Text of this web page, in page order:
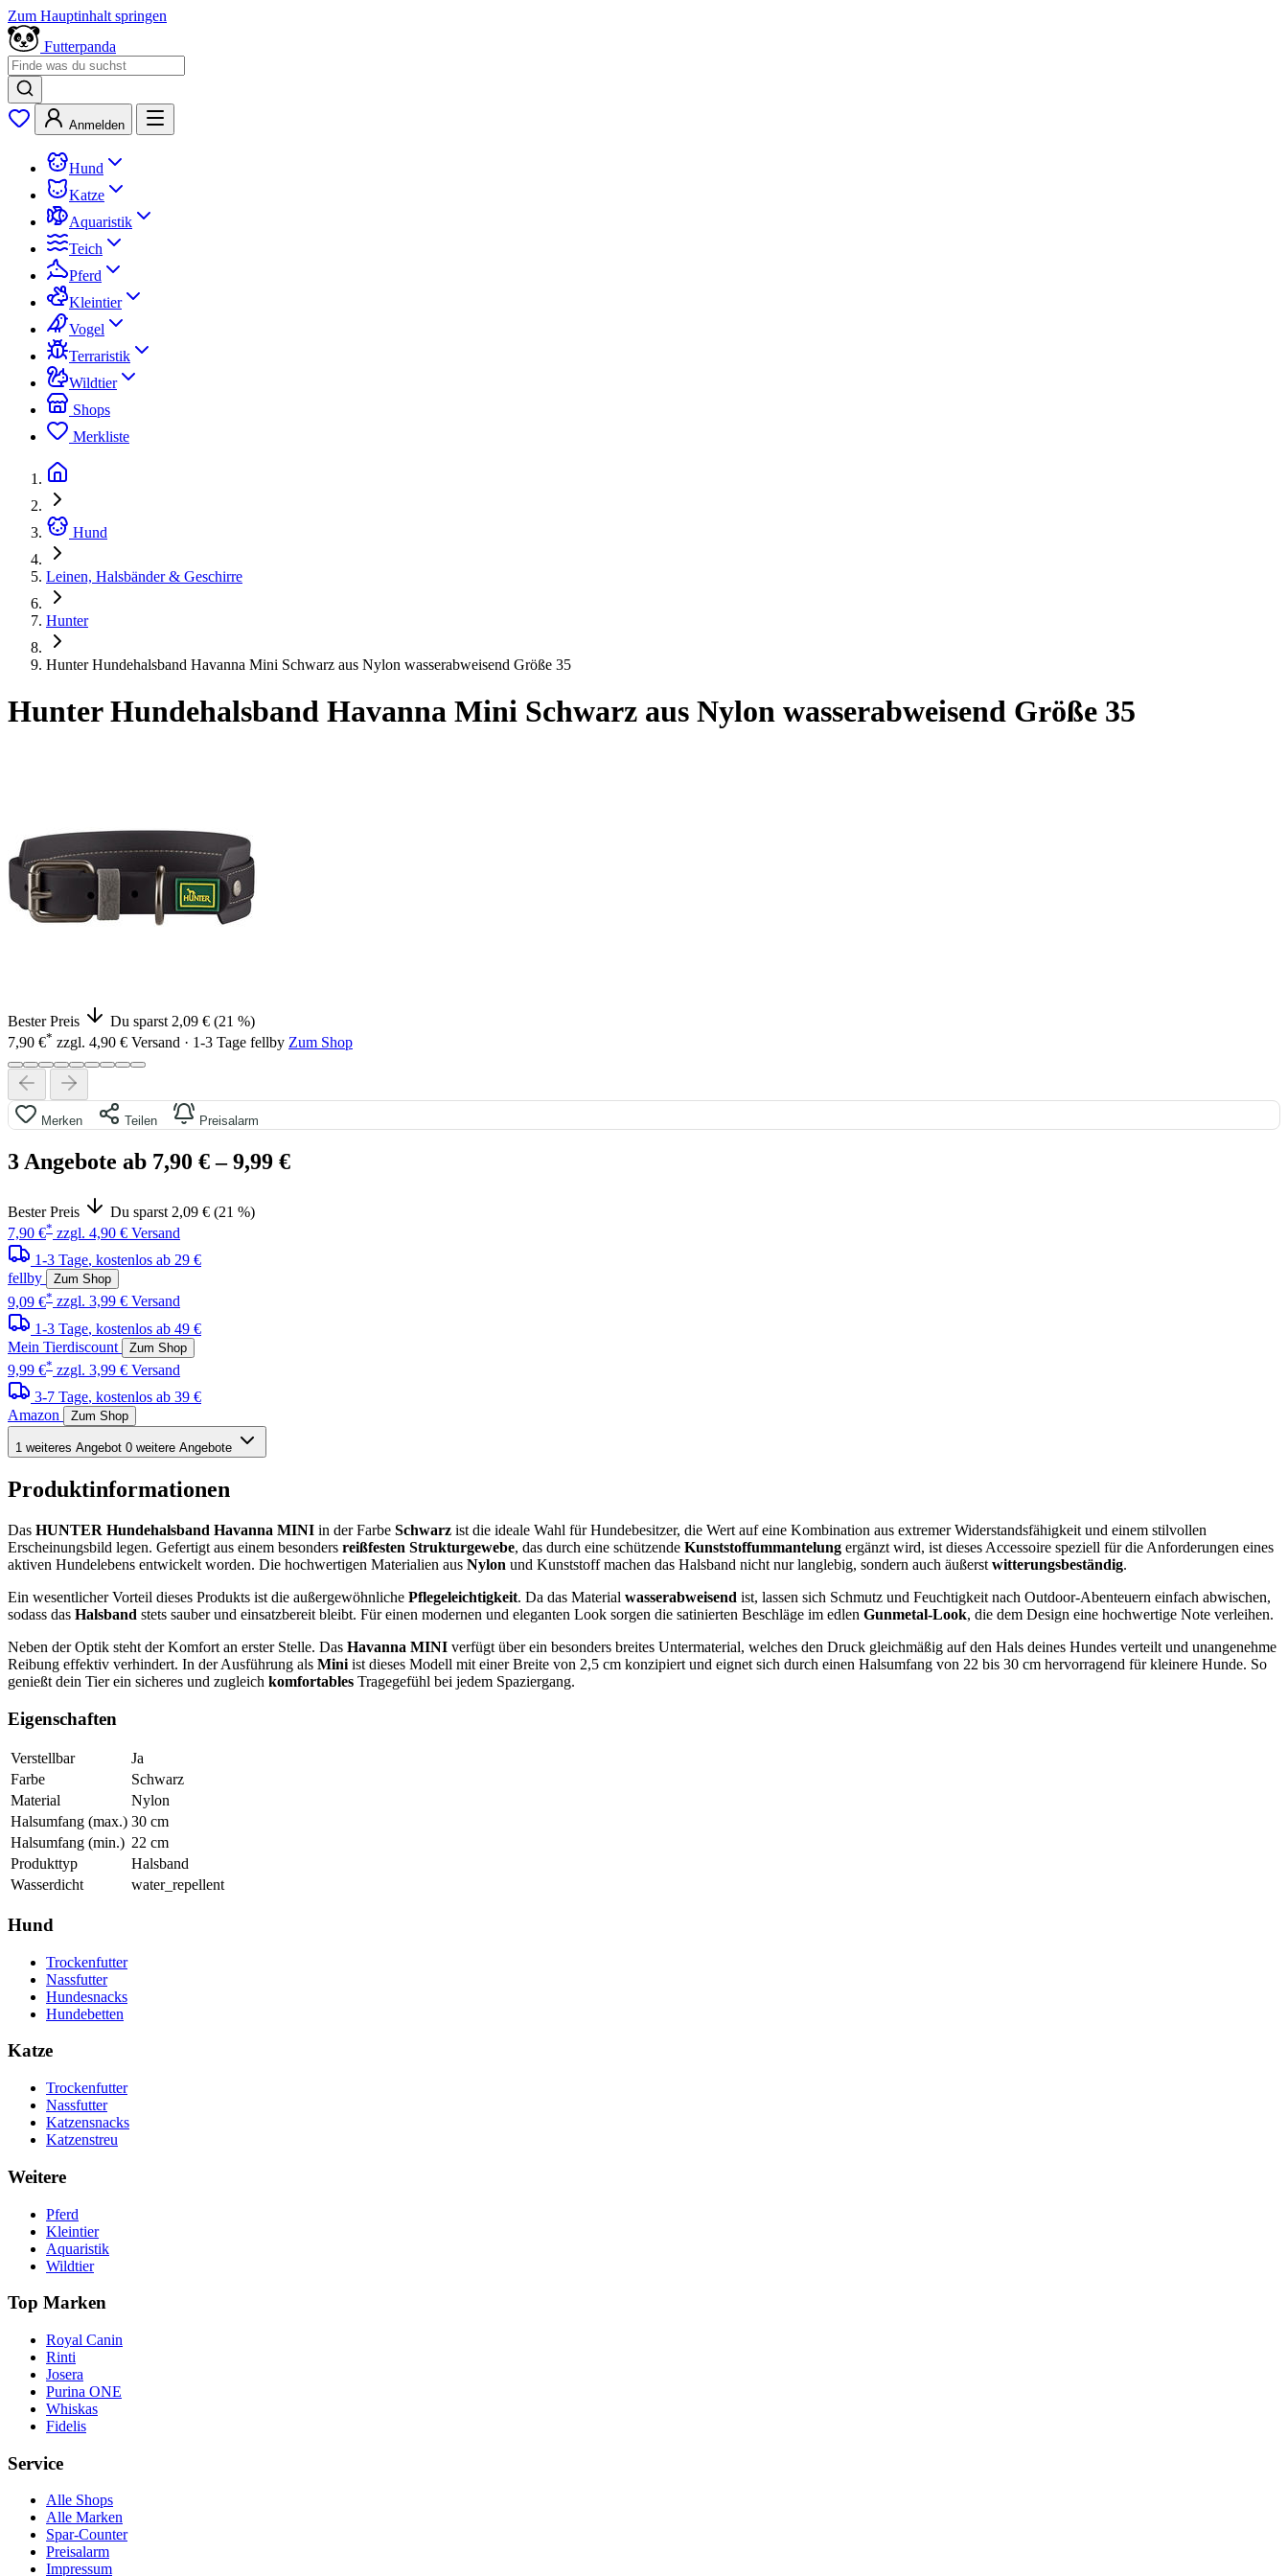
Zum Hauptinhalt springen
Futterpanda
Anmelden
Hund
Katze
Aquaristik
Teich
Pferd
Kleintier
Vogel
Terraristik
Wildtier
Shops
Merkliste
Hund
Leinen, Halsbänder & Geschirre
Hunter
Hunter Hundehalsband Havanna Mini Schwarz aus Nylon wasserabweisend Größe 35
Hunter Hundehalsband Havanna Mini Schwarz aus Nylon wasserabweisend Größe 35
Bester Preis
Du sparst 2,09 € (21 %)
7,90 €* zzgl. 4,90 € Versand · 1-3 Tage fellby Zum Shop
Merken Teilen Preisalarm
3 Angebote ab 7,90 €– 9,99 €
Bester Preis
Du sparst 2,09 € (21 %)
7,90 €* zzgl. 4,90 € Versand
1-3 Tage, kostenlos ab 29 €
fellby
Zum Shop
9,09 €* zzgl. 3,99 € Versand
1-3 Tage, kostenlos ab 49 €
Mein Tierdiscount
Zum Shop
9,99 €* zzgl. 3,99 € Versand
3-7 Tage, kostenlos ab 39 €
Amazon
Zum Shop
1 weiteres Angebot 0 weitere Angebote
Produktinformationen
Das HUNTER Hundehalsband Havanna MINI in der Farbe Schwarz ist die ideale Wahl für Hundebesitzer, die Wert auf eine Kombination aus extremer Widerstandsfähigkeit und einem stilvollen
Erscheinungsbild legen. Gefertigt aus einem besonders reißfesten Strukturgewebe, das durch eine schützende Kunststoffummantelung ergänzt wird, ist dieses Accessoire speziell für die Anforderungen eines
aktiven Hundelebens entwickelt worden. Die hochwertigen Materialien aus Nylon und Kunststoff machen das Halsband nicht nur langlebig, sondern auch äußerst witterungsbeständig.
Ein wesentlicher Vorteil dieses Produkts ist die außergewöhnliche Pflegeleichtigkeit. Da das Material wasserabweisend ist, lassen sich Schmutz und Feuchtigkeit nach Outdoor-Abenteuern einfach abwischen,
sodass das Halsband stets sauber und einsatzbereit bleibt. Für einen modernen und eleganten Look sorgen die satinierten Beschläge im edlen Gunmetal-Look, die dem Design eine hochwertige Note verleihen.
Neben der Optik steht der Komfort an erster Stelle. Das Havanna MINI verfügt über ein besonders breites Untermaterial, welches den Druck gleichmäßig auf den Hals deines Hundes verteilt und unangenehme
Reibung effektiv verhindert. In der Ausführung als Mini ist dieses Modell mit einer Breite von 2,5 cm konzipiert und eignet sich durch einen Halsumfang von 22 bis 30 cm hervorragend für kleinere Hunde. So
genießt dein Tier ein sicheres und zugleich komfortables Tragegefühl bei jedem Spaziergang.
Eigenschaften
Verstellbar
Ja
Farbe
Schwarz
Material
Nylon
Halsumfang (max.) 30 cm
Halsumfang (min.) 22 cm
Produkttyp
Halsband
Wasserdicht
water_repellent
Hund
Trockenfutter
Nassfutter
Hundesnacks
Hundebetten
Katze
Trockenfutter
Nassfutter
Katzensnacks
Katzenstreu
Weitere
Pferd
Kleintier
Aquaristik
Wildtier
Top Marken
Royal Canin
Rinti
Josera
Purina ONE
Whiskas
Fidelis
Service
Alle Shops
Alle Marken
Spar-Counter
Preisalarm
Impressum